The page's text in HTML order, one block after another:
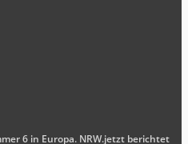
6 in Europa. NRW.jetzt berichtet